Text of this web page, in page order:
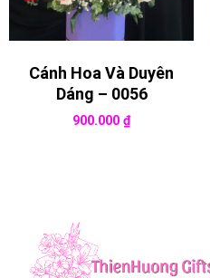
Cánh Hoa Và Duyên
Dáng – 0056
900.000 ₫